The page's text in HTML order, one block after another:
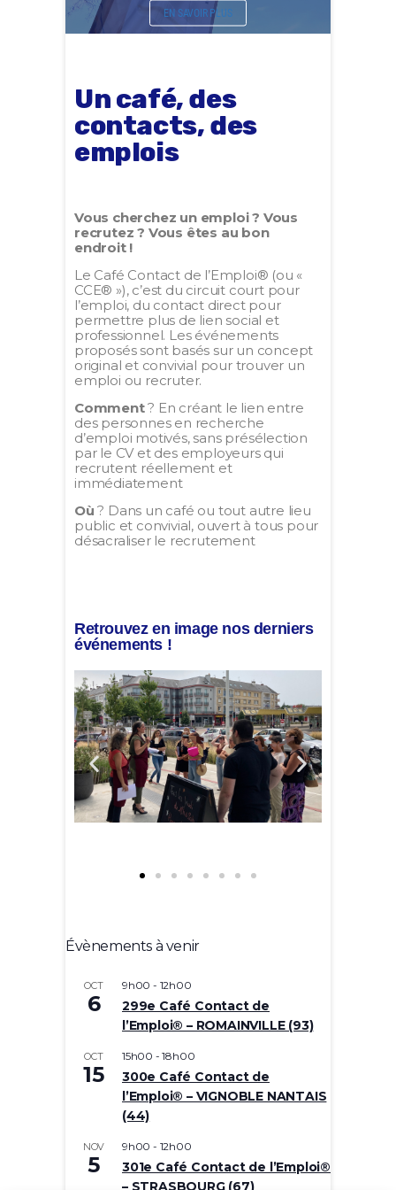
EN SAVOIR PLUS
Un café, des
contacts, des
emplois
Vous cherchez un emploi ? Vous
recrutez ? Vous êtes au bon
endroit !
Le Café Contact de l’Emploi® (ou «
CCE® »), c’est du circuit court pour
l’emploi, du contact direct pour
permettre plus de lien social et
professionnel. Les événements
proposés sont basés sur un concept
original et convivial pour trouver un
emploi ou recruter.
Comment? En créant le lien entre
des personnes en recherche
d’emploi motivés, sans présélection
par le CV et des employeurs qui
recrutent réellement et
immédiatement
Où ? Dans un café ou tout autre lieu
public et convivial, ouvert à tous pour
désacraliser le recrutement
Retrouvez en image nos derniers
événements !
Évènements à venir
OCT
6
9h00 - 12h00
299e Café Contact de
l’Emploi® – ROMAINVILLE (93)
OCT
15
15h00 -18h00
300e Café Contact de
l’Emploi® – VIGNOBLE NANTAIS
(44)
NOV
5
9h00 - 12h00
301e Café Contact de l’Emploi®
– STRASBOURG (67)